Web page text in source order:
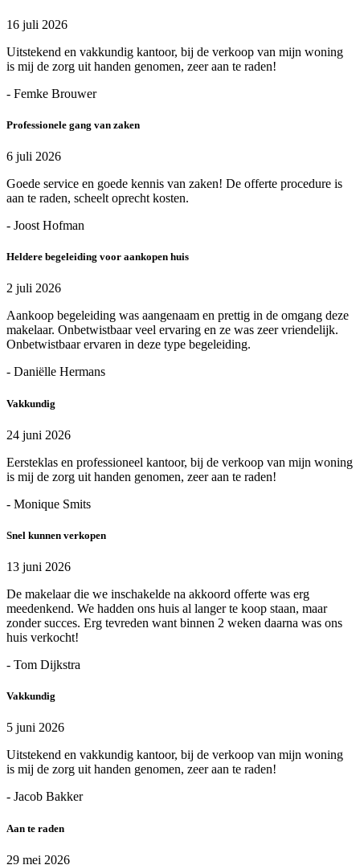
16 juli 2026
Uitstekend en vakkundig kantoor, bij de verkoop van mijn woning
is mij de zorg uit handen genomen, zeer aan te raden!
- Femke Brouwer
Professionele gang van zaken
6 juli 2026
Goede service en goede kennis van zaken! De offerte procedure is
aan te raden, scheelt oprecht kosten.
- Joost Hofman
Heldere begeleiding voor aankopen huis
2 juli 2026
Aankoop begeleiding was aangenaam en prettig in de omgang deze
makelaar. Onbetwistbaar veel ervaring en ze was zeer vriendelijk.
Onbetwistbaar ervaren in deze type begeleiding.
- Daniëlle Hermans
Vakkundig
24 juni 2026
Eersteklas en professioneel kantoor, bij de verkoop van mijn woning
is mij de zorg uit handen genomen, zeer aan te raden!
- Monique Smits
Snel kunnen verkopen
13 juni 2026
De makelaar die we inschakelde na akkoord offerte was erg
meedenkend. We hadden ons huis al langer te koop staan, maar
zonder succes. Erg tevreden want binnen 2 weken daarna was ons
huis verkocht!
- Tom Dijkstra
Vakkundig
5 juni 2026
Uitstekend en vakkundig kantoor, bij de verkoop van mijn woning
is mij de zorg uit handen genomen, zeer aan te raden!
- Jacob Bakker
Aan te raden
29 mei 2026